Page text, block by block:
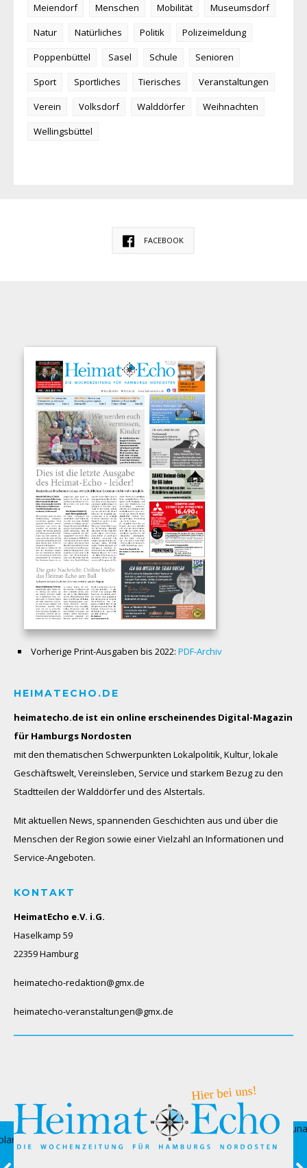
Meiendorf
Menschen Mobilität
Museumsdorf
Natur
Natürliches Politik
Polizeimeldung
Poppenbüttel
Sasel Schule
Senioren
Sport
Sportliches Tierisches
Veranstaltungen
Verein
Volksdorf Walddörfer
Weihnachten
Wellingsbüttel
FACEBOOK
Vorherige Print-Ausgaben bis 2022: PDF-Archiv
HEIMATECHO.DE
heimatecho.de ist ein online erscheinendes Digital-Magazin
für Hamburgs Nordosten
mit den thematischen Schwerpunkten Lokalpolitik, Kultur, lokale
Geschäftswelt, Vereinsleben, Service und starkem Bezug zu den
Stadtteilen der Walddörfer und des Alstertals.
Mit aktuellen News, spannenden Geschichten aus und über die
Menschen der Region sowie einer Vielzahl an Informationen und
Service-Angeboten.
KONTAKT
HeimatEcho e.V. i.G.
Haselkamp 59
22359 Hamburg
heimatecho-redaktion@gmx.de
heimatecho-veranstaltungen@gmx.de